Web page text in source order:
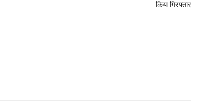
किया गिरफ्तार